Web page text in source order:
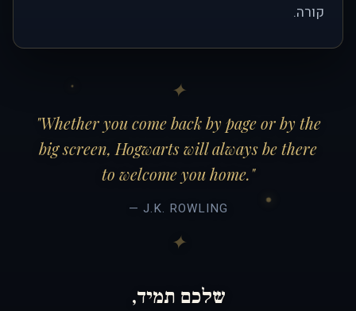
קורה.
"Whether you come back by page or by the
big screen, Hogwarts will always be there
to welcome you home."
— J.K. ROWLING
שלכם תמיד,